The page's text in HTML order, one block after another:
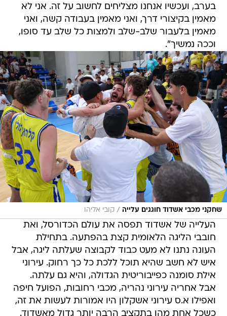
בערב, ועכשיו אנחנו מצליחים לחשוב על זה. אני לא
מאמין בקיצורי דרך, ואני מאמין בעבודה קשה, ואני
מאמין בלעבור שלב-שלב ולמצות כל שלב עד סופו,
וככה נמשיך".
שחקני מכבי אשדוד חוגגים עלייה / קובי אליהו
העלייה של אשדוד תפסה את עולם הכדורסל, ואת
חובבי הליגה הלאומית קצת בהפתעה. בתחילת
העונה נתנו לא מעט כבוד לקבוצה שעלתה ליגה, אבל
איש לא חשב שהיא תוכל ללכת כל כך רחוק. עירוני
אילת סומנה כפייבוריטית הגדולה, והיא גם עלתה.
אבל אחריה עירוני נהריה, מכבי רחובות, הפועל חיפה
ואפילו א.ס עירוני אשקלון היו אמורות לעשות את זה,
כשכל אחת מהן בתקציב הרבה יותר גדול מאשדוד.